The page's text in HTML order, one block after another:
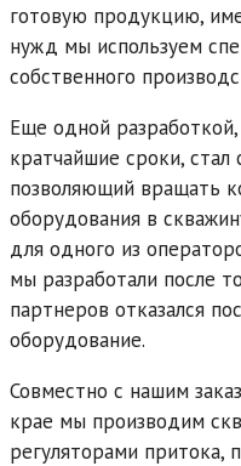
готовую продукцию,
нужд мы используем
собственного
Еще одной
кратчайшие сроки,
позволяющий вращать
оборудования в
для одного из
мы разработали после
партнеров отказался
оборудование.
Совместно с нашим
крае мы производим
регуляторами притока,